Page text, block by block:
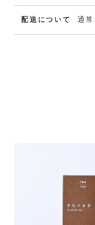
配送について 通